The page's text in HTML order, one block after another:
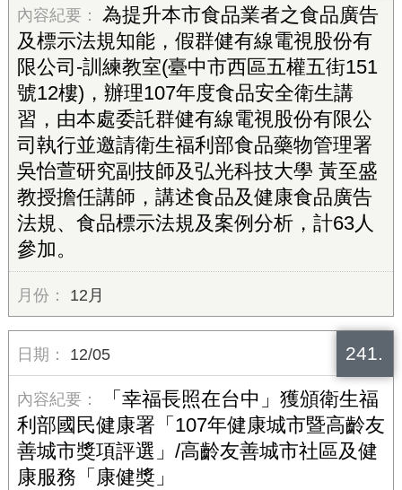
為提升本市食品業者之食品廣告
及標示法規知能，假群健有線電視股份有
限公司-訓練教室(臺中市西區五權五街151
號12樓)，辦理107年度食品安全衛生講
習，由本處委託群健有線電視股份有限公
司執行並邀請衛生福利部食品藥物管理署
吳怡萱研究副技師及弘光科技大學 黃至盛
教授擔任講師，講述食品及健康食品廣告
法規、食品標示法規及案例分析，計63人
參加。
12月
241.
12/05
「幸福長照在台中」獲頒衛生福
利部國民健康署「107年健康城市暨高齡友
善城市獎項評選」/高齡友善城市社區及健
康服務「康健獎」